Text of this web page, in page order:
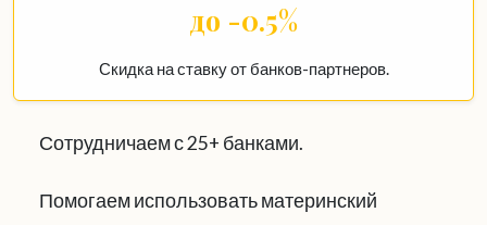
до -0.5%
Скидка на ставку от банков-партнеров.
Сотрудничаем с 25+ банками.
Помогаем использовать материнский